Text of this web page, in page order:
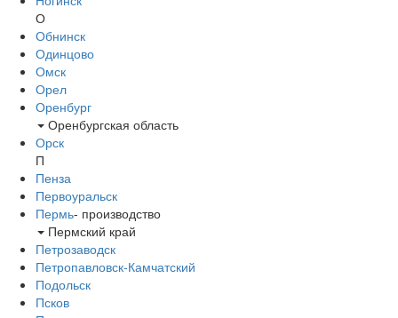
О
Обнинск
Одинцово
Омск
Орел
Оренбург
Оренбургская область
Орск
П
Пенза
Первоуральск
Пермь- производство
Пермский край
Петрозаводск
Петропавловск-Камчатский
Подольск
Псков